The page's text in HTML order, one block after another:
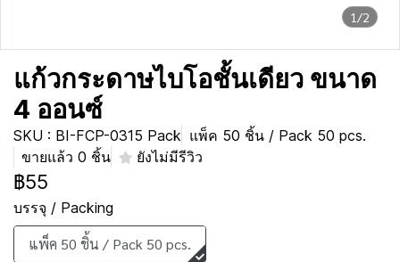
1/2
แก้วกระดาษไบโอชั้นเดียว ขนาด
4 ออนซ์
SKU : BI-FCP-0315 Pack แพ็ค 50 ชิ้น / Pack 50 pcs.
ขายแล้ว 0 ชิ้น
ยังไม่มีรีวิว
฿55
บรรจุ / Packing
แพ็ค 50 ชิ้น / Pack 50 pcs.